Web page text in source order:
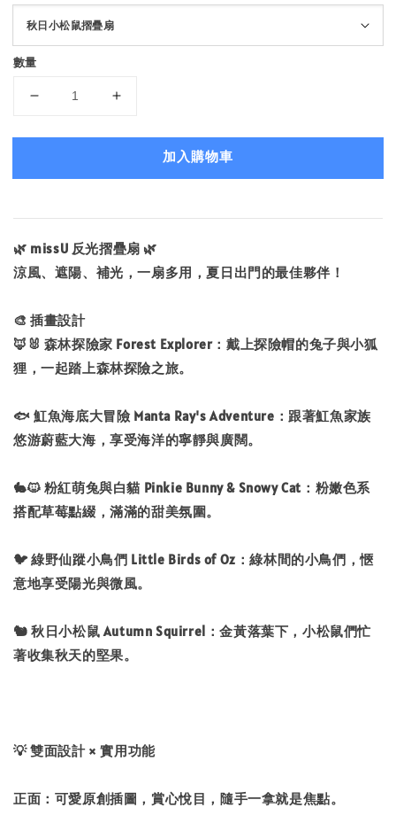
數量
加入購物車
🌿 missU 反光摺疊扇 🌿
涼風、遮陽、補光，一扇多用，夏日出門的最佳夥伴！
🎨 插畫設計
🦊🐰 森林探險家 Forest Explorer：戴上探險帽的兔子與小狐
狸，一起踏上森林探險之旅。
🐟 魟魚海底大冒險 Manta Ray's Adventure：跟著魟魚家族
悠游蔚藍大海，享受海洋的寧靜與廣闊。
🐇🐱 粉紅萌兔與白貓 Pinkie Bunny & Snowy Cat：粉嫩色系
搭配草莓點綴，滿滿的甜美氛圍。
🐦 綠野仙蹤小鳥們 Little Birds of Oz：綠林間的小鳥們，愜
意地享受陽光與微風。
🐿 秋日小松鼠 Autumn Squirrel：金黃落葉下，小松鼠們忙
著收集秋天的堅果。
💡 雙面設計 × 實用功能
正面：可愛原創插圖，賞心悅目，隨手一拿就是焦點。